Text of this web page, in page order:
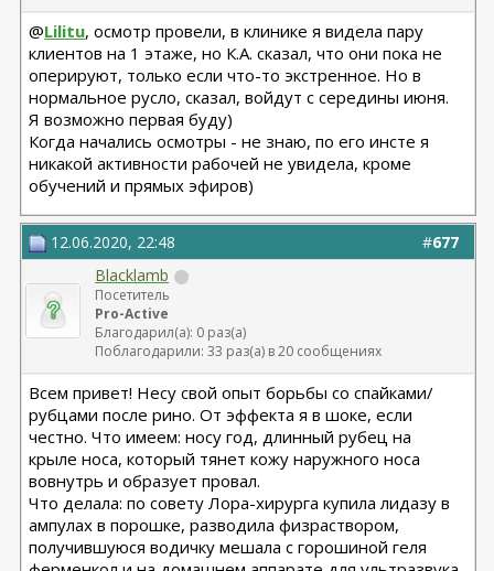
@Lilitu, осмотр провели, в клинике я видела пару
клиентов на 1 этаже, но К.А. сказал, что они пока не
оперируют, только если что-то экстренное. Но в
нормальное русло, сказал, войдут с середины июня.
Я возможно первая буду)
Когда начались осмотры - не знаю, по его инсте я
никакой активности рабочей не увидела, кроме
обучений и прямых эфиров)
#677
12.06.2020, 22:48
Blacklamb
Посетитель
Pro-Active
Благодарил(а): 0 раз(а)
Поблагодарили: 33 раз(а) в 20 сообщениях
Всем привет! Несу свой опыт борьбы со спайками/
рубцами после рино. От эффекта я в шоке, если
честно. Что имеем: носу год, длинный рубец на
крыле носа, который тянет кожу наружного носа
вовнутрь и образует провал.
Что делала: по совету Лора-хирурга купила лидазу в
ампулах в порошке, разводила физраствором,
получившуюся водичку мешала с горошиной геля